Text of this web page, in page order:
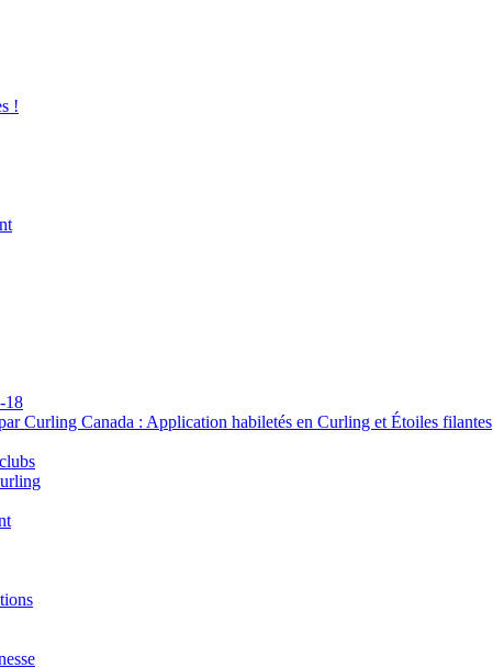
!
18
Curling Canada : Application habiletés en Curling et Étoiles filantes